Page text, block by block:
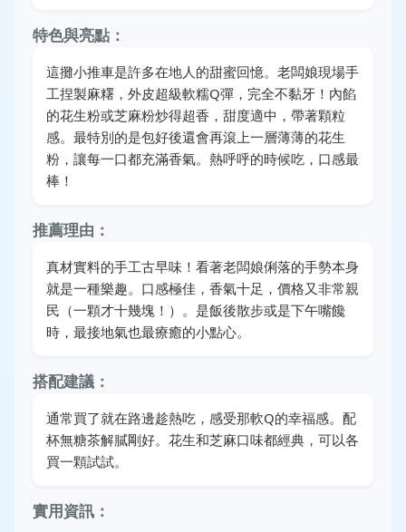
特色與亮點：
這攤小推車是許多在地人的甜蜜回憶。老闆娘現場手
工捏製麻糬，外皮超級軟糯Q彈，完全不黏牙！內餡
的花生粉或芝麻粉炒得超香，甜度適中，帶著顆粒
感。最特別的是包好後還會再滾上一層薄薄的花生
粉，讓每一口都充滿香氣。熱呼呼的時候吃，口感最
棒！
推薦理由：
真材實料的手工古早味！看著老闆娘俐落的手勢本身
就是一種樂趣。口感極佳，香氣十足，價格又非常親
民（一顆才十幾塊！）。是飯後散步或是下午嘴饞
時，最接地氣也最療癒的小點心。
搭配建議：
通常買了就在路邊趁熱吃，感受那軟Q的幸福感。配
杯無糖茶解膩剛好。花生和芝麻口味都經典，可以各
買一顆試試。
實用資訊：